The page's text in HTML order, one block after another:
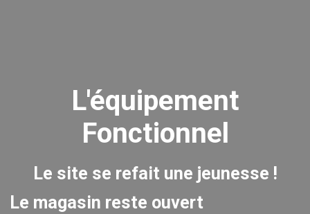
L'équipement
Fonctionnel
Le site se refait une jeunesse !
Le magasin reste ouvert